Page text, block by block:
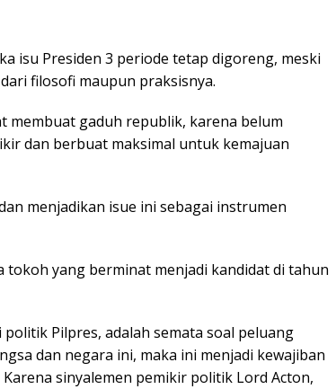
isu Presiden 3 periode tetap digoreng, meski
filosofi maupun praksisnya.
membuat gaduh republik, karena belum
dan berbuat maksimal untuk kemajuan
menjadikan isue ini sebagai instrumen
yang berminat menjadi kandidat di tahun
Pilpres, adalah semata soal peluang
dan negara ini, maka ini menjadi kewajiban
sinyalemen pemikir politik Lord Acton,